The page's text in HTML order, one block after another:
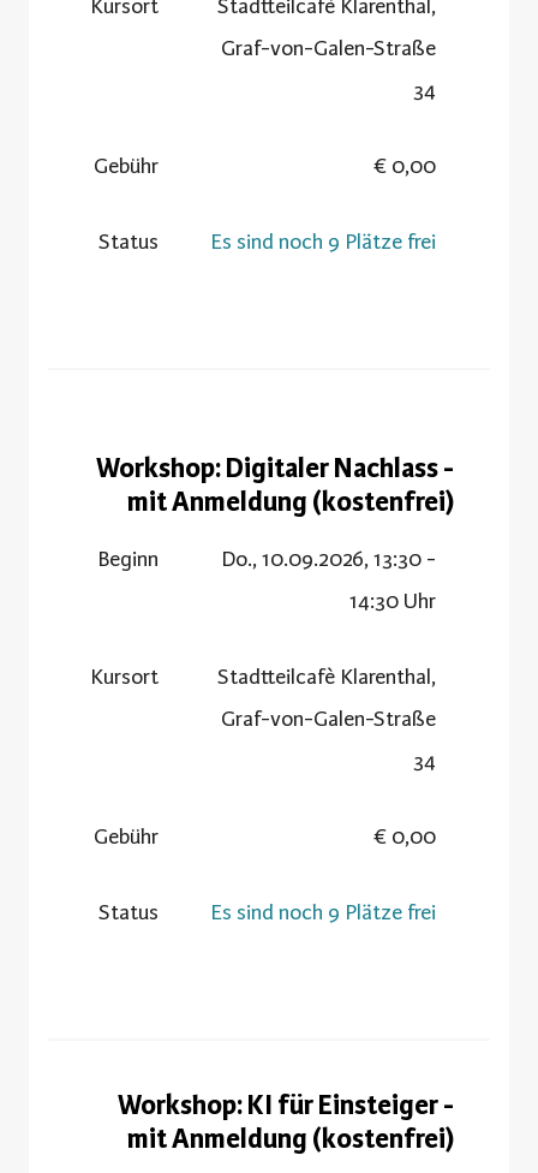
Kursort
Stadtteilcafè Klarenthal,
Graf-von-Galen-Straße
34
Gebühr 0,00 €
Status Es sind noch 9 Plätze frei
Workshop: Digitaler Nachlass -
mit Anmeldung (kostenfrei)
Beginn
Do., 10.09.2026, 13:30 -
14:30 Uhr
Kursort
Stadtteilcafè Klarenthal,
Graf-von-Galen-Straße
34
Gebühr 0,00 €
Status Es sind noch 9 Plätze frei
Workshop: KI für Einsteiger -
mit Anmeldung (kostenfrei)